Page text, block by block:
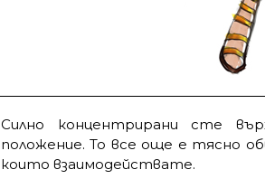
Силно концентрирани сте
положение. То все още е тясно
които взаимодействате.